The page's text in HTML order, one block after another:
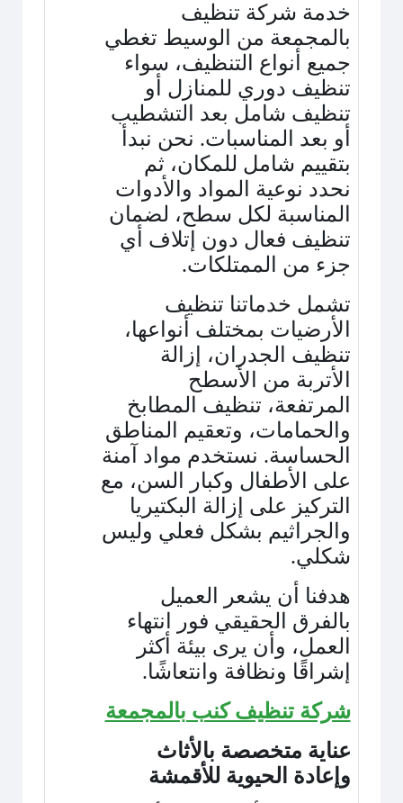
خدمة شركة تنظيف
بالمجمعة من الوسيط تغطي
جميع أنواع التنظيف، سواء
تنظيف دوري للمنازل أو
تنظيف شامل بعد التشطيب
أو بعد المناسبات. نحن نبدأ
بتقييم شامل للمكان، ثم
نحدد نوعية المواد والأدوات
المناسبة لكل سطح، لضمان
تنظيف فعال دون إتلاف أي
جزء من الممتلكات.
تشمل خدماتنا تنظيف
الأرضيات بمختلف أنواعها،
تنظيف الجدران، إزالة
الأتربة من الأسطح
المرتفعة، تنظيف المطابخ
والحمامات، وتعقيم المناطق
الحساسة. نستخدم مواد آمنة
على الأطفال وكبار السن، مع
التركيز على إزالة البكتيريا
والجراثيم بشكل فعلي وليس
شكلي.
هدفنا أن يشعر العميل
بالفرق الحقيقي فور انتهاء
العمل، وأن يرى بيئة أكثر
إشراقًا ونظافة وانتعاشًا.
شركة تنظيف كنب بالمجمعة
عناية متخصصة بالأثاث
وإعادة الحيوية للأقمشة